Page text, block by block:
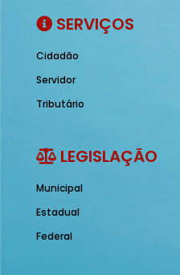
SERVIÇOS
Cidadão
Servidor
Tributário
LEGISLAÇÃO
Municipal
Estadual
Federal